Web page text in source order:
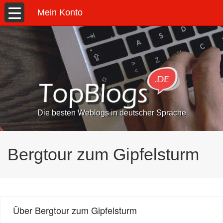
Mein Konto
Die besten Weblogs in deutscher Sprache
Bergtour zum Gipfelsturm
Über Bergtour zum Gipfelsturm